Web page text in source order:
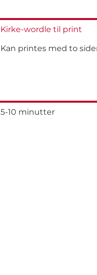
Kirke-wordle til print
Kan printes med to
5-10 minutter